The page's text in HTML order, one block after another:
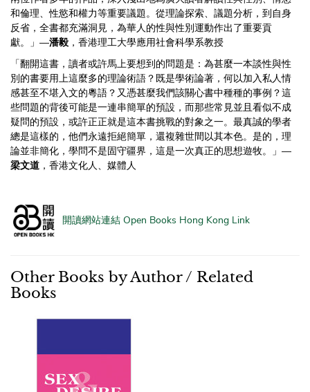
和倫理、性慾和權力等重要議題。從理論探索、議題分析，到自身
反省，全書都充滿洞見，為華人的性與性別運動作出了重要貢
獻。」—潘毅，香港理工大學應用社會科學系教授
「翻開這書，讀者或許馬上要想到的問題是：為甚麼一本談性與性
別的書要用上這麼多的理論術語？既是學術論著，何以加入私人情
感甚至不堪入文的粵語？又憑甚麼我們該關心書中種種的事例？這
些問題的背後可能是一連串簡單的預設，而那些常見並且看似不成
疑問的預設，或許正正就是這本書挑戰的對象之一。最真誠的學者
總是這樣的，他們永遠拒絕簡單，還複雜世間以其本色。是的，理
論並非簡化，學問不是固守疆界，這是一次真正的思想遊牧。」—
梁文道 ，香港文化人、媒體人
開讀網站連結 Open Books Hong Kong Link
Other Books by Author / Related
Books